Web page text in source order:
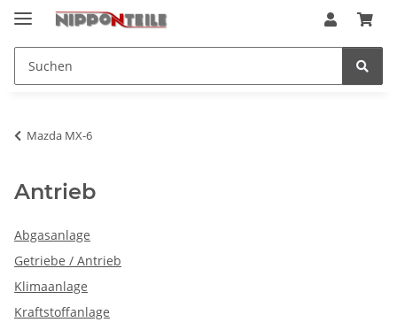
Mazda MX-6
Antrieb
Abgasanlage
Getriebe / Antrieb
Klimaanlage
Kraftstoffanlage